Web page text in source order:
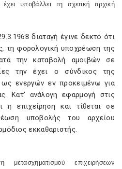
υποβάλλει τη σχετική αρχική
διαταγή έγινε δεκτό ότι
τη φορολογική υποχρέωση της
την καταβολή αμοιβών σε
την έχει ο σύνδικος της
ως ενεργών εν προκειμένω για
Κατ’ ανάλογη εφαρμογή στις
η επιχείρηση και τίθεται σε
υποβολής του αρχείου
εκκαθαριστής.
επιχειρήσεων